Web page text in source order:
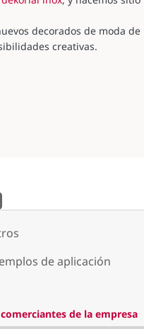
decorados de moda
creativas.
de aplicación
de la empresa